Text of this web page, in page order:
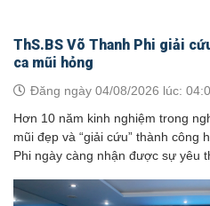
ThS.BS Võ Thanh Phi giải
ca mũi hỏng
Đăng ngày 04/08/2026 lúc:
Hơn 10 năm kinh nghiệm trong
mũi đẹp và “giải cứu” thành công
Phi ngày càng nhận được sự yêu